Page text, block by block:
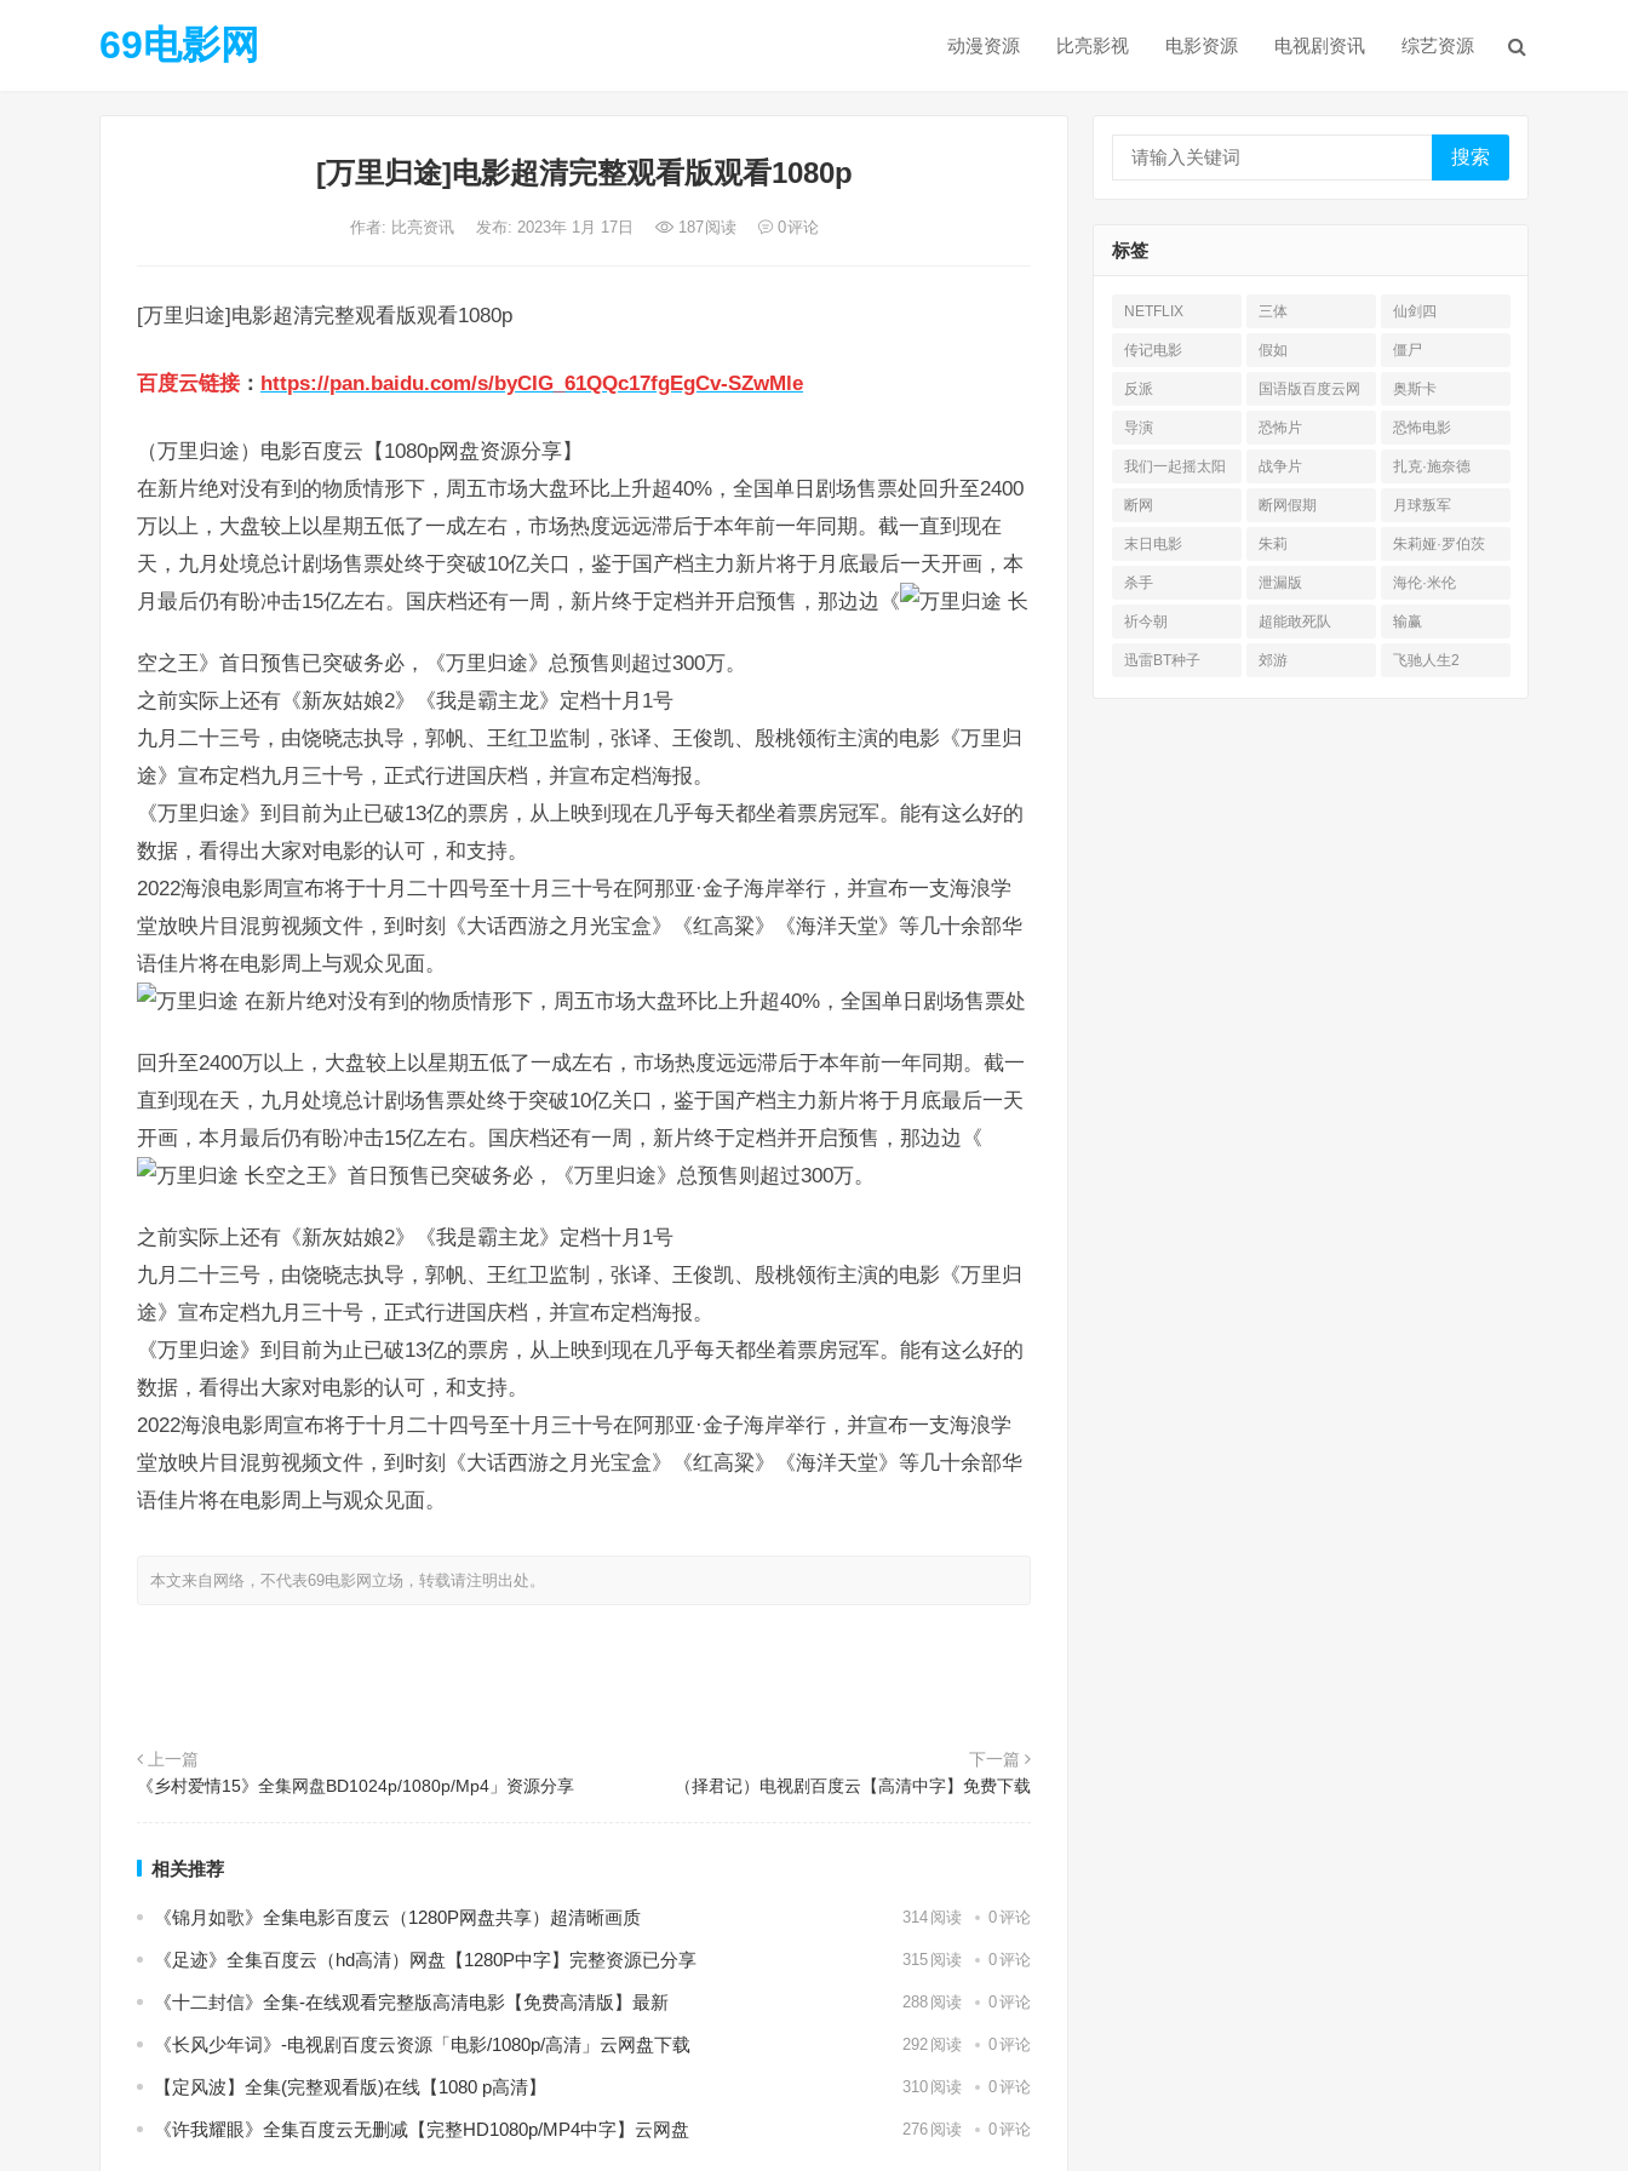
69电影网 动漫资源 比亮影视 电影资源 电视剧资讯 综艺资源
[万里归途]电影超清完整观看版观看1080p
作者: 比亮资讯 发布: 2023年 1月 17日 187阅读 0评论
[万里归途]电影超清完整观看版观看1080p
百度云链接 ： https://pan.baidu.com/s/byCIG_61QQc17fgEgCv-SZwMle
（万里归途）电影百度云【1080p网盘资源分享】
在新片绝对没有到的物质情形下，周五市场大盘环比上升超40%，全国单日剧场售票处回升至2400
万以上，大盘较上以星期五低了一成左右，市场热度远远滞后于本年前一年同期。截一直到现在
天，九月处境总计剧场售票处终于突破10亿关口，鉴于国产档主力新片将于月底最后一天开画，本
月最后仍有盼冲击15亿左右。国庆档还有一周，新片终于定档并开启预售，那边边《
长
空之王》首日预售已突破务必，《万里归途》总预售则超过300万。
之前实际上还有《新灰姑娘2》《我是霸主龙》定档十月1号
九月二十三号，由饶晓志执导，郭帆、王红卫监制，张译、王俊凯、殷桃领衔主演的电影《万里归
途》宣布定档九月三十号，正式行进国庆档，并宣布定档海报。
《万里归途》到目前为止已破13亿的票房，从上映到现在几乎每天都坐着票房冠军。能有这么好的
数据，看得出大家对电影的认可，和支持。
2022海浪电影周宣布将于十月二十四号至十月三十号在阿那亚·金子海岸举行，并宣布一支海浪学
堂放映片目混剪视频文件，到时刻《大话西游之月光宝盒》《红高粱》《海洋天堂》等几十余部华
语佳片将在电影周上与观众见面。
在新片绝对没有到的物质情形下，周五市场大盘环比上升超40%，全国单日剧场售票处
回升至2400万以上，大盘较上以星期五低了一成左右，市场热度远远滞后于本年前一年同期。截一
直到现在天，九月处境总计剧场售票处终于突破10亿关口，鉴于国产档主力新片将于月底最后一天
开画，本月最后仍有盼冲击15亿左右。国庆档还有一周，新片终于定档并开启预售，那边边《
长空之王》首日预售已突破务必，《万里归途》总预售则超过300万。
之前实际上还有《新灰姑娘2》《我是霸主龙》定档十月1号
九月二十三号，由饶晓志执导，郭帆、王红卫监制，张译、王俊凯、殷桃领衔主演的电影《万里归
途》宣布定档九月三十号，正式行进国庆档，并宣布定档海报。
《万里归途》到目前为止已破13亿的票房，从上映到现在几乎每天都坐着票房冠军。能有这么好的
数据，看得出大家对电影的认可，和支持。
2022海浪电影周宣布将于十月二十四号至十月三十号在阿那亚·金子海岸举行，并宣布一支海浪学
堂放映片目混剪视频文件，到时刻《大话西游之月光宝盒》《红高粱》《海洋天堂》等几十余部华
语佳片将在电影周上与观众见面。
本文来自网络，不代表69电影网立场，转载请注明出处。
上一篇
《乡村爱情15》全集网盘BD1024p/1080p/Mp4」资源分享
下一篇
（择君记）电视剧百度云【高清中字】免费下载
相关推荐
《锦月如歌》全集电影百度云（1280P网盘共享）超清晰画质 314 阅读 0评论
《足迹》全集百度云（hd高清）网盘【1280P中字】完整资源已分享 315 阅读 0评论
《十二封信》全集-在线观看完整版高清电影【免费高清版】最新 288 阅读 0评论
《长风少年词》-电视剧百度云资源「电影/1080p/高清」云网盘下载 292 阅读 0评论
【定风波】全集(完整观看版)在线【1080 p高清】 310 阅读 0评论
《许我耀眼》全集百度云无删减【完整HD1080p/MP4中字】云网盘 276 阅读 0评论
搜索
标签
NETFLIX 三体 仙剑四
传记电影 假如 僵尸
反派
国语版百度云网
盘
奥斯卡
导演 恐怖片 恐怖电影
我们一起摇太阳 战争片 扎克·施奈德
断网 断网假期 月球叛军
末日电影 朱莉 朱莉娅·罗伯茨
杀手 泄漏版 海伦·米伦
祈今朝 超能敢死队 输赢
迅雷BT种子 郊游 飞驰人生2